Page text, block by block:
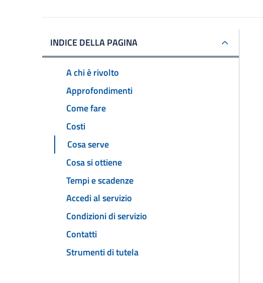
INDICE DELLA PAGINA
A chi è rivolto
Approfondimenti
Come fare
Costi
Cosa serve
Cosa si ottiene
Tempi e scadenze
Accedi al servizio
Condizioni di servizio
Contatti
Strumenti di tutela